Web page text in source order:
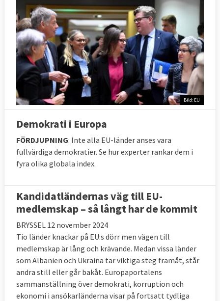
Bild: EU
Demokrati i Europa
FÖRDJUPNING: Inte alla EU-länder anses vara
fullvärdiga demokratier. Se hur experter rankar dem i
fyra olika globala index.
Kandidatländernas väg till EU-
medlemskap – så långt har de kommit
BRYSSEL 12 november 2024
Tio länder knackar på EU:s dörr men vägen till
medlemskap är lång och krävande. Medan vissa länder
som Albanien och Ukraina tar viktiga steg framåt, står
andra still eller går bakåt. Europaportalens
sammanställning över demokrati, korruption och
ekonomi i ansökarländerna visar på fortsatt tydliga